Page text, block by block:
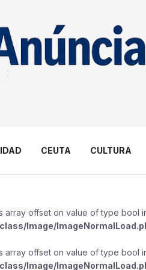
CEUTA CULTURA
array offset on value of type bool
Image/
array offset on value of type bool
Image/